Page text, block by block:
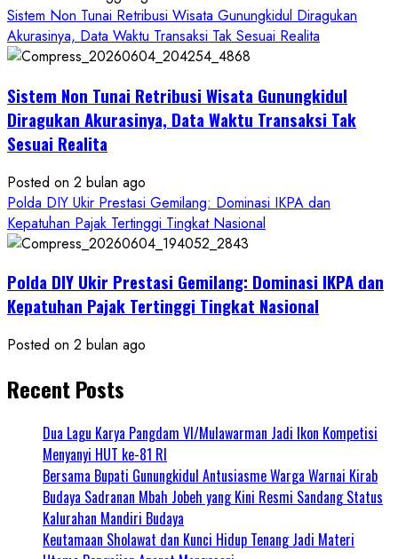
Sistem Non Tunai Retribusi Wisata Gunungkidul Diragukan
Akurasinya, Data Waktu Transaksi Tak Sesuai Realita
Sistem Non Tunai Retribusi Wisata Gunungkidul
Diragukan Akurasinya, Data Waktu Transaksi Tak
Sesuai Realita
Posted on 2 bulan ago
Polda DIY Ukir Prestasi Gemilang: Dominasi IKPA dan
Kepatuhan Pajak Tertinggi Tingkat Nasional
Polda DIY Ukir Prestasi Gemilang: Dominasi IKPA dan
Kepatuhan Pajak Tertinggi Tingkat Nasional
Posted on 2 bulan ago
Recent Posts
Dua Lagu Karya Pangdam VI/Mulawarman Jadi Ikon Kompetisi
Menyanyi HUT ke-81 RI
Bersama Bupati Gunungkidul Antusiasme Warga Warnai Kirab
Budaya Sadranan Mbah Jobeh yang Kini Resmi Sandang Status
Kalurahan Mandiri Budaya
Keutamaan Sholawat dan Kunci Hidup Tenang Jadi Materi